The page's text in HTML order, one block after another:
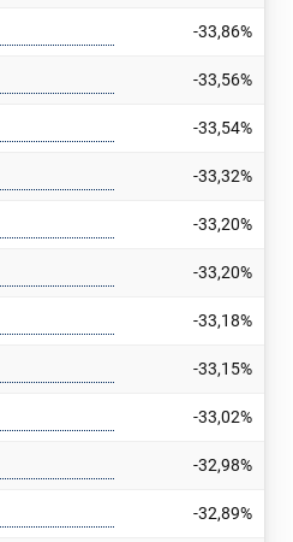
-33,86%
-33,56%
-33,54%
-33,32%
-33,20%
-33,20%
-33,18%
-33,15%
-33,02%
-32,98%
-32,89%